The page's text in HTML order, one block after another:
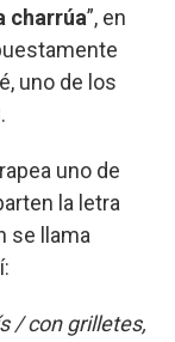
charrúa”, en
uno de los
uno de
la letra
se llama
/ con grilletes,